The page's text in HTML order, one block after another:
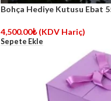
Bohça Hediye Kutusu Ebat
4,500.00₺ (KDV Hariç)
Sepete Ekle